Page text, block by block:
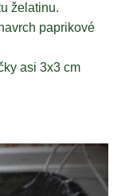
želatinu.
paprikové
asi 3x3 cm